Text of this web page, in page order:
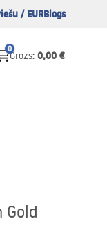
/ EURBlogs
0
Grozs: 0,00 €